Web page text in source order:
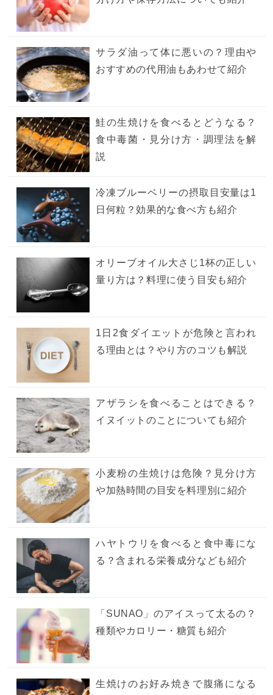
サラダ油って体に悪いの？理由や
おすすめの代用油もあわせて紹介
鮭の生焼けを食べるとどうなる？
食中毒菌・見分け方・調理法を解
説
冷凍ブルーベリーの摂取目安量は1
日何粒？効果的な食べ方も紹介
オリーブオイル大さじ1杯の正しい
量り方は？料理に使う目安も紹介
1日2食ダイエットが危険と言われ
る理由とは？やり方のコツも解説
アザラシを食べることはできる？
イヌイットのことについても紹介
小麦粉の生焼けは危険？見分け方
や加熱時間の目安を料理別に紹介
ハヤトウリを食べると食中毒にな
る？含まれる栄養成分なども紹介
「SUNAO」のアイスって太るの？
種類やカロリー・糖質も紹介
生焼けのお好み焼きで腹痛になる